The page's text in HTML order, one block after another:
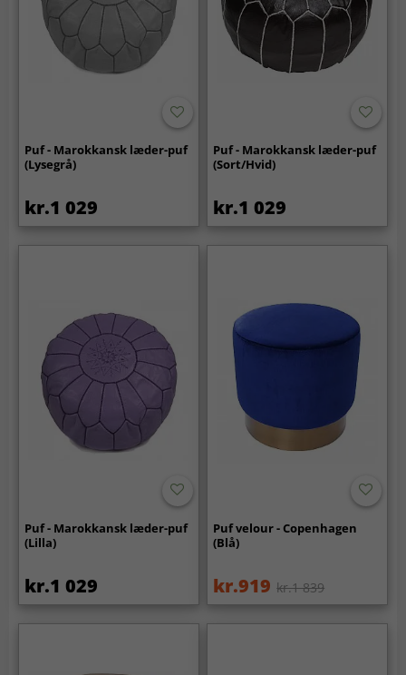
Puf - Marokkansk læder-puf
(Lysegrå)
kr.1 029
Puf - Marokkansk læder-puf
(Sort/Hvid)
kr.1 029
Puf - Marokkansk læder-puf
(Lilla)
kr.1 029
Puf velour - Copenhagen
(Blå)
kr.919 kr.1 839